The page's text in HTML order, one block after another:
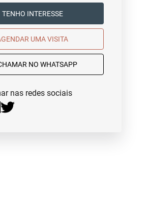
TENHO INTERESSE
AGENDAR UMA VISITA
NO WHATSAPP
nas redes sociais